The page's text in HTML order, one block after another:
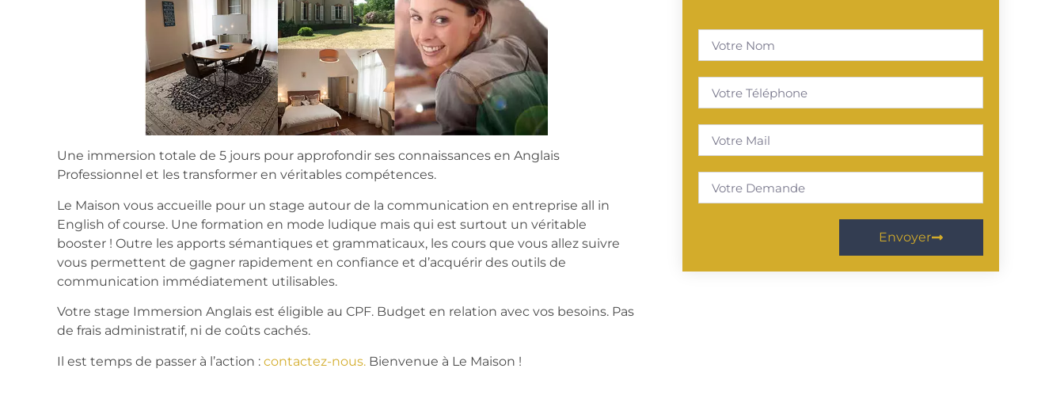
Une immersion totale de 5 jours pour approfondir ses connaissances en Anglais
Professionnel et les transformer en véritables compétences.
Le Maison vous accueille pour un stage autour de la communication en entreprise all in
English of course. Une formation en mode ludique mais qui est surtout un véritable
booster ! Outre les apports sémantiques et grammaticaux, les cours que vous allez suivre
vous permettent de gagner rapidement en confiance et d’acquérir des outils de
communication immédiatement utilisables.
Votre stage Immersion Anglais est éligible au CPF. Budget en relation avec vos besoins. Pas
de frais administratif, ni de coûts cachés.
Il est temps de passer à l’action : contactez-nous. Bienvenue à Le Maison !
Envoyer